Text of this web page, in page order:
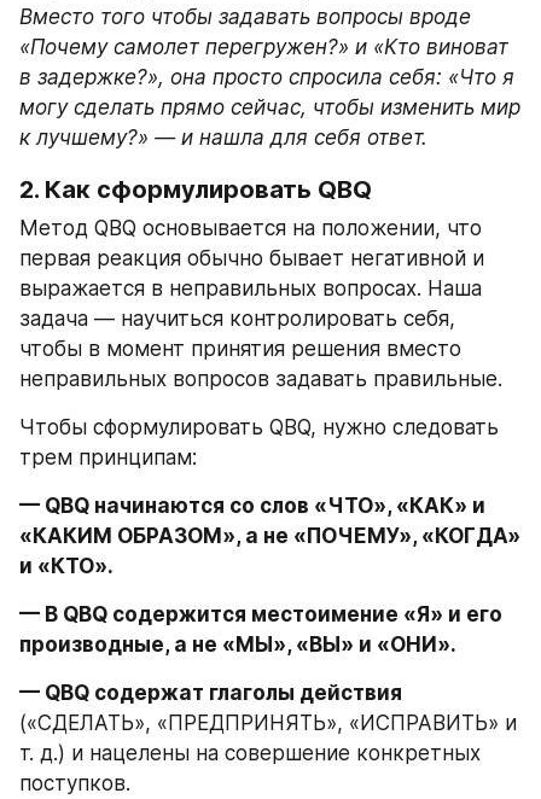
Вместо того чтобы задавать вопросы вроде
«Почему самолет перегружен?» и «Кто виноват
в задержке?», она просто спросила себя: «Что я
могу сделать прямо сейчас, чтобы изменить мир
к лучшему?» — и нашла для себя ответ.
2. Как сформулировать QBQ
Метод QBQ основывается на положении, что
первая реакция обычно бывает негативной и
выражается в неправильных вопросах. Наша
задача — научиться контролировать себя,
чтобы в момент принятия решения вместо
неправильных вопросов задавать правильные.
Чтобы сформулировать QBQ, нужно следовать
трем принципам:
— QBQ начинаются со слов «ЧТО», «КАК» и
«КАКИМ ОБРАЗОМ», а не «ПОЧЕМУ», «КОГДА»
и «КТО».
— В QBQ содержится местоимение «Я» и его
производные, а не «МЫ», «ВЫ» и «ОНИ».
— QBQ содержат глаголы действия
(«СДЕЛАТЬ», «ПРЕДПРИНЯТЬ», «ИСПРАВИТЬ» и
т. д.) и нацелены на совершение конкретных
поступков.